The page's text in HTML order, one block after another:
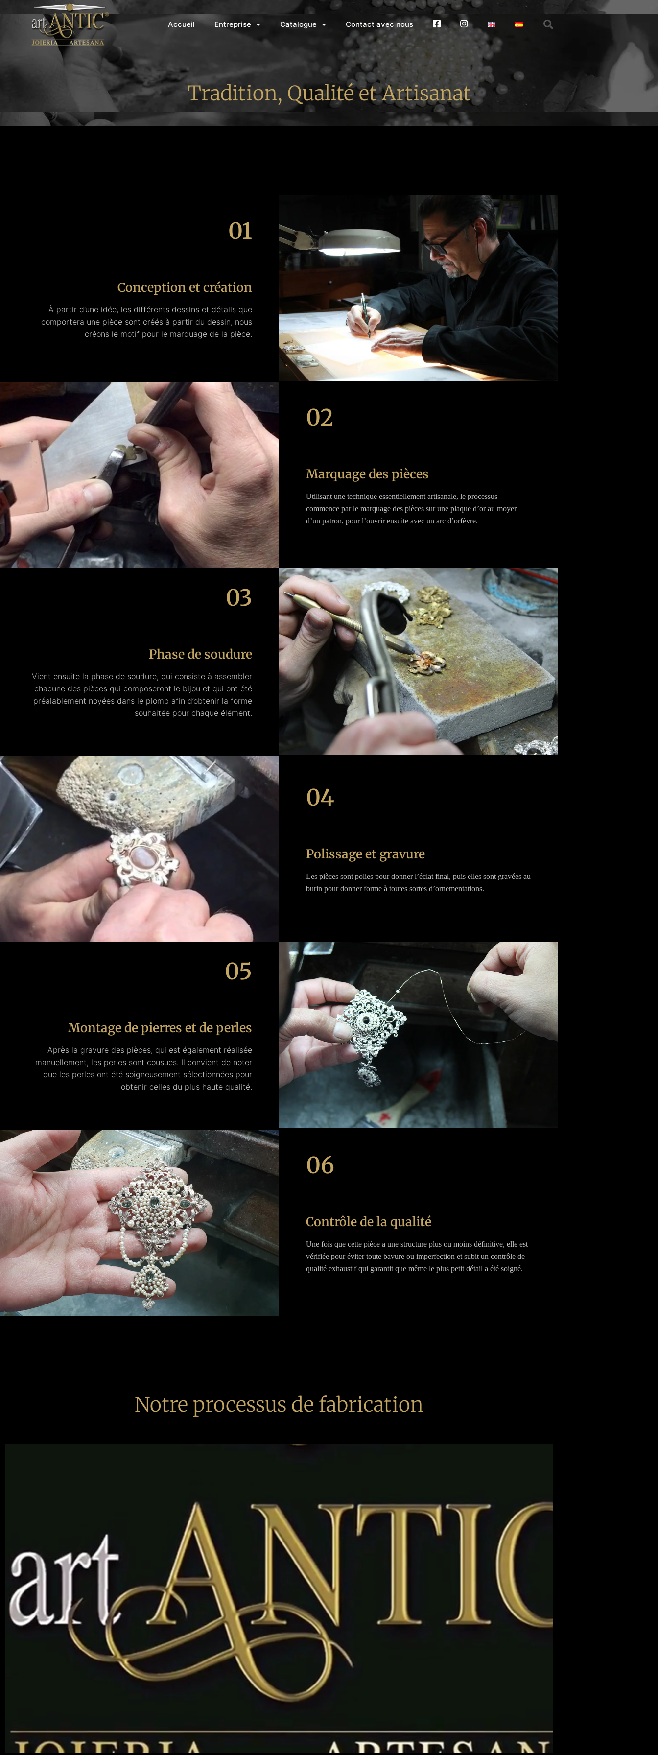
Accueil Entreprise Catalogue Contact avec nous facebookinstagram
Tradition, Qualité et Artisanat
01
Conception et création
À partir d’une idée, les différents dessins et détails que
comportera une pièce sont créés à partir du dessin, nous
créons le motif pour le marquage de la pièce.
02
Marquage des pièces
Utilisant une technique essentiellement artisanale, le processus
commence par le marquage des pièces sur une plaque d’or au moyen
d’un patron, pour l’ouvrir ensuite avec un arc d’orfèvre.
03
Phase de soudure
Vient ensuite la phase de soudure, qui consiste à assembler
chacune des pièces qui composeront le bijou et qui ont été
préalablement noyées dans le plomb afin d’obtenir la forme
souhaitée pour chaque élément.
04
Polissage et gravure
Les pièces sont polies pour donner l’éclat final, puis elles sont gravées au
burin pour donner forme à toutes sortes d’ornementations.
05
Montage de pierres et de perles
Après la gravure des pièces, qui est également réalisée
manuellement, les perles sont cousues. Il convient de noter
que les perles ont été soigneusement sélectionnées pour
obtenir celles du plus haute qualité.
06
Contrôle de la qualité
Une fois que cette pièce a une structure plus ou moins définitive, elle est
vérifiée pour éviter toute bavure ou imperfection et subit un contrôle de
qualité exhaustif qui garantit que même le plus petit détail a été soigné.
Notre processus de fabrication